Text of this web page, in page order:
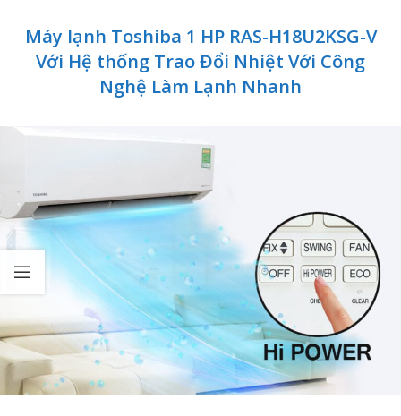
Máy lạnh Toshiba 1 HP RAS-H18U2KSG-V
Với Hệ thống Trao Đổi Nhiệt Với Công
Nghệ Làm Lạnh Nhanh